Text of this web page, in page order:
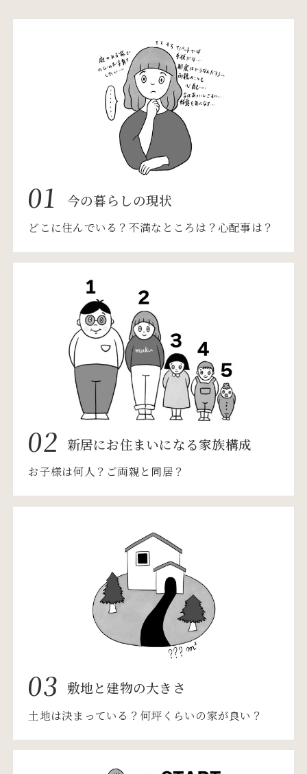
01 今の暮らしの現状
どこに住んでいる？不満なところは？心配事は？
02 新居にお住まいになる家族構成
お子様は何人？ご両親と同居？
03 敷地と建物の大きさ
土地は決まっている？何坪くらいの家が良い？